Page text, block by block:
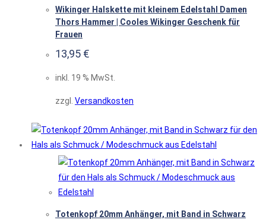
Wikinger Halskette mit kleinem Edelstahl Damen
Thors Hammer | Cooles Wikinger Geschenk für
Frauen
13,95 €
inkl. 19 % MwSt.
zzgl. Versandkosten
Totenkopf 20mm Anhänger, mit Band in Schwarz